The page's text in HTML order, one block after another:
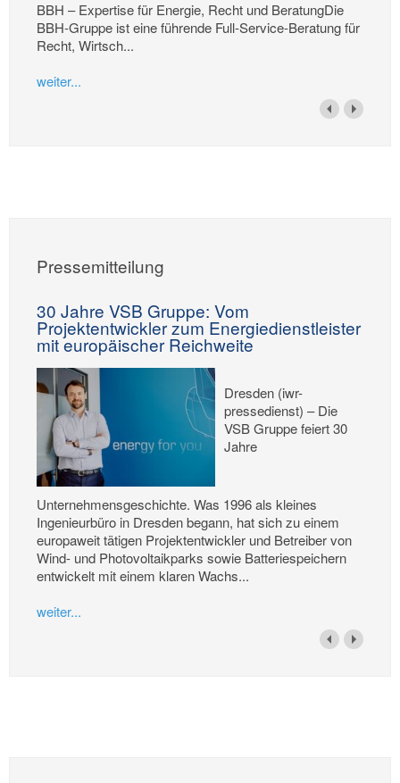
BBH – Expertise für Energie, Recht und BeratungDie
BBH-Gruppe ist eine führende Full-Service-Beratung für
Recht, Wirtsch...
weiter...
Pressemitteilung
30 Jahre VSB Gruppe: Vom
Projektentwickler zum Energiedienstleister
mit europäischer Reichweite
Dresden (iwr-
pressedienst) – Die
VSB Gruppe feiert 30
Jahre
Unternehmensgeschichte. Was 1996 als kleines
Ingenieurbüro in Dresden begann, hat sich zu einem
europaweit tätigen Projektentwickler und Betreiber von
Wind- und Photovoltaikparks sowie Batteriespeichern
entwickelt mit einem klaren Wachs...
weiter...